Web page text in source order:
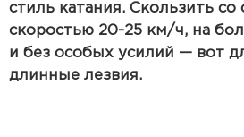
стиль катания. Скользить со
скоростью 20-25 км/ч, на
и без особых усилий — вот
длинные лезвия.